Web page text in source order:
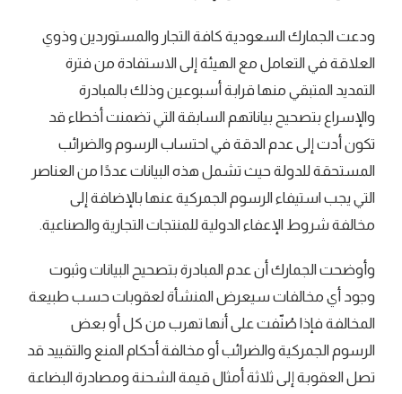
ودعت الجمارك السعودية كافة التجار والمستوردين وذوي
العلاقة في التعامل مع الهيئة إلى الاستفادة من فترة
التمديد المتبقي منها قرابة أسبوعين وذلك بالمبادرة
والإسراع بتصحيح بياناتهم السابقة التي تضمنت أخطاء قد
تكون أدت إلى عدم الدقة في احتساب الرسوم والضرائب
المستحقة للدولة حيث تشمل هذه البيانات عددًا من العناصر
التي يجب استيفاء الرسوم الجمركية عنها بالإضافة إلى
مخالفة شروط الإعفاء الدولية للمنتجات التجارية والصناعية.
وأوضحت الجمارك أن عدم المبادرة بتصحيح البيانات وثبوت
وجود أي مخالفات سيعرض المنشأة لعقوبات حسب طبيعة
المخالفة فإذا صُنّفت على أنها تهرب من كل أو بعض
الرسوم الجمركية والضرائب أو مخالفة أحكام المنع والتقييد قد
تصل العقوبة إلى ثلاثة أمثال قيمة الشحنة ومصادرة البضاعة